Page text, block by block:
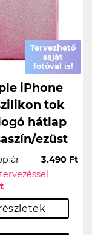
Tervezhető
saját
fotóval is!
iPhone
tok
hátlap
ezüst
ár
3.490 Ft